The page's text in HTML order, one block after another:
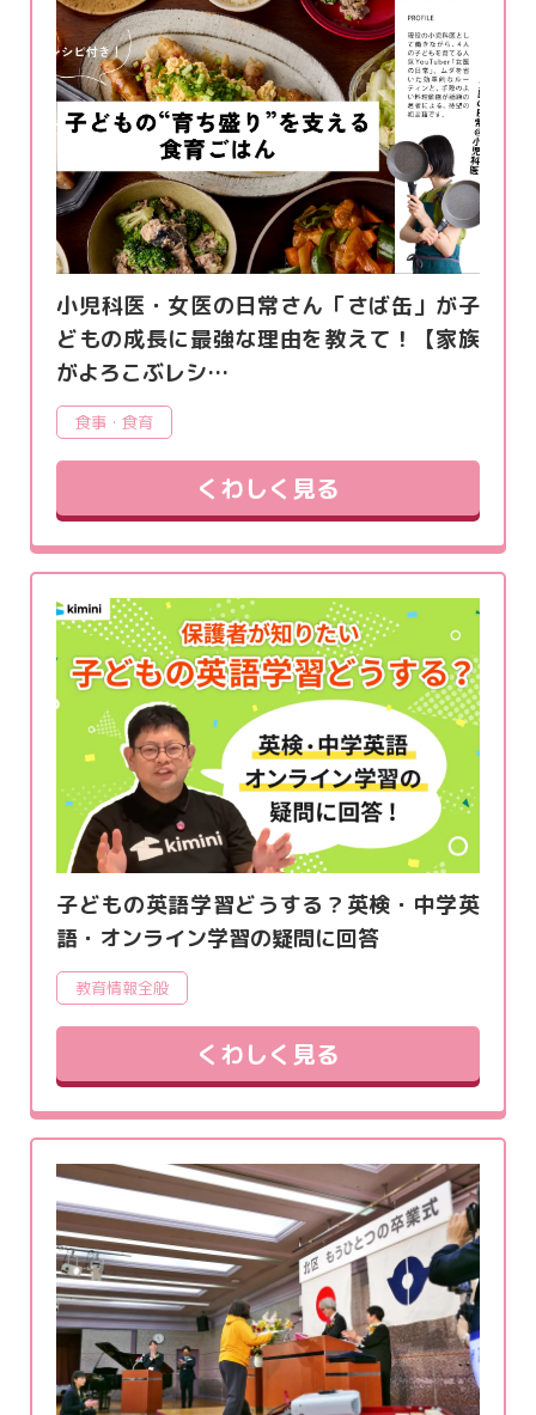
小児科医・女医の日常さん「さば缶」が子
どもの成長に最強な理由を教えて！【家族
がよろこぶレシ…
食事・食育
くわしく見る
子どもの英語学習どうする？英検・中学英
語・オンライン学習の疑問に回答
教育情報全般
くわしく見る